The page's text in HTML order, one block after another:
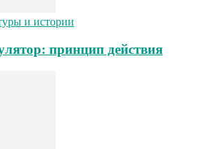
и истории
принцип действия